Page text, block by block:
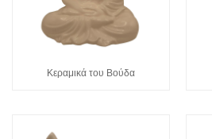
Κεραμικά του Βούδα